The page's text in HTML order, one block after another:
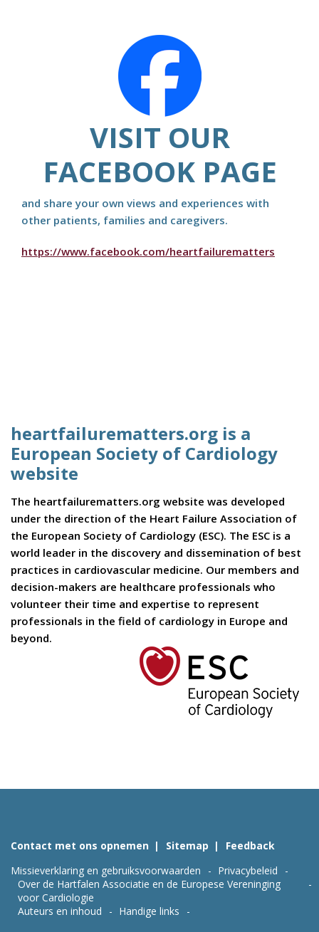
VISIT OUR
FACEBOOK PAGE
and share your own views and experiences with
other patients, families and caregivers.
https://www.facebook.com/heartfailurematters
heartfailurematters.org is a
European Society of Cardiology
website
The heartfailurematters.org website was developed
under the direction of the Heart Failure Association of
the European Society of Cardiology (ESC). The ESC is a
world leader in the discovery and dissemination of best
practices in cardiovascular medicine. Our members and
decision-makers are healthcare professionals who
volunteer their time and expertise to represent
professionals in the field of cardiology in Europe and
beyond.
Contact met ons opnemen Sitemap
Feedback
Missieverklaring en gebruiksvoorwaarden
Privacybeleid
Over de Hartfalen Associatie en de Europese Vereninging
voor Cardiologie
Auteurs en inhoud
Handige links